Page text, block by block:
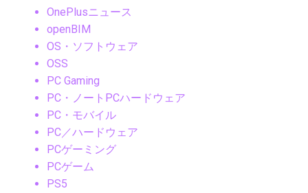
OnePlusニュース
openBIM
OS・ソフトウェア
OSS
PC Gaming
PC・ノートPCハードウェア
PC・モバイル
PC／ハードウェア
PCゲーミング
PCゲーム
PS5